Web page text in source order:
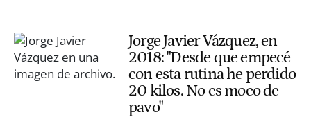
Jorge Javier Vázquez, en
2018: "Desde que empecé
con esta rutina he perdido
20 kilos. No es moco de
pavo"